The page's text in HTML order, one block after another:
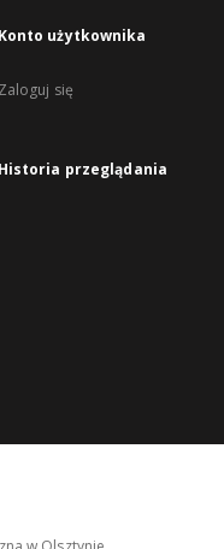
Konto użytkownika
Zaloguj się
Historia przeglądania